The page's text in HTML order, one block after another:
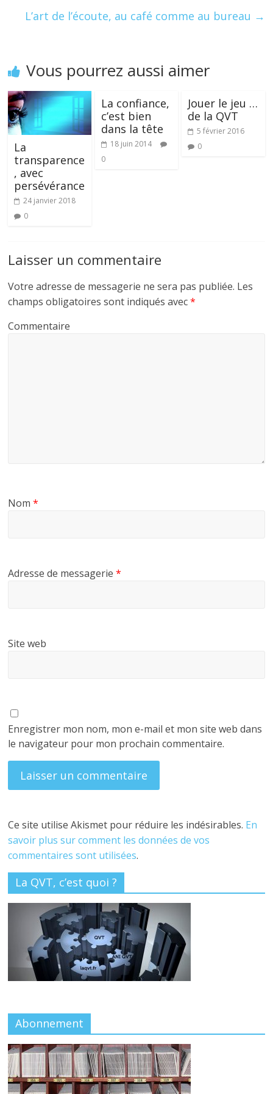
L’art de l’écoute, au café comme au bureau →
Vous pourrez aussi aimer
La
transparence
, avec
persévérance
24 janvier 2018
0
La confiance,
c’est bien
dans la tête
18 juin 2014
0
Jouer le jeu …
de la QVT
5 février 2016
0
Laisser un commentaire
Votre adresse de messagerie ne sera pas publiée. Les
champs obligatoires sont indiqués avec*
Commentaire
Nom*
Adresse de messagerie*
Site web
Enregistrer mon nom, mon e-mail et mon site web dans
le navigateur pour mon prochain commentaire.
Ce site utilise Akismet pour réduire les indésirables. En
savoir plus sur comment les données de vos
commentaires sont utilisées.
La QVT, c’est quoi ?
Abonnement